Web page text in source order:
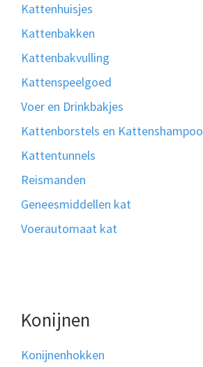
Kattenhuisjes
Kattenbakken
Kattenbakvulling
Kattenspeelgoed
Voer en Drinkbakjes
Kattenborstels en Kattenshampoo
Kattentunnels
Reismanden
Geneesmiddellen kat
Voerautomaat kat
Konijnen
Konijnenhokken